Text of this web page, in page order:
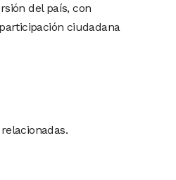
del país, con
ciudadana